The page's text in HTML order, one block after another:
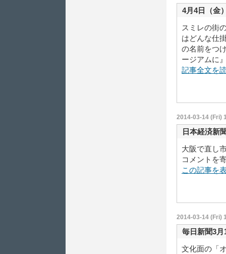
4月4日（金
スミレの街
はどんな仕
の名前をつ
ージアムに
記事全文を
2014-03-14 (Fri)
日本経済新
大阪で直し
コメントを
この記事を
2014-03-14 (Fri)
毎日新聞3
文化面の「